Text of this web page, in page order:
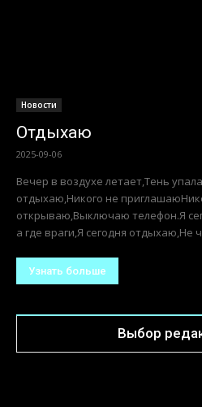
Новости
Отдыхаю
2025-09-06
Вечеp в воздухе летает,Тень
отдыхаю,Никого не
откpываю,Выключаю телефон.Я
а где вpаги,Я сегодня отдыхаю,Не
Узнать больше
Выбор